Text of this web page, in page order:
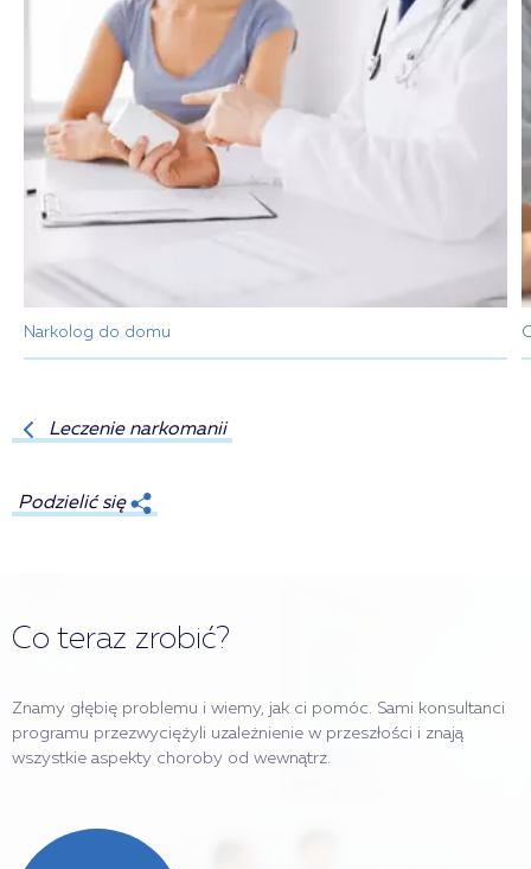
Narkolog do domu
Leczenie narkomanii
Podzielić się
Co teraz zrobić?
Znamy głębię problemu i wiemy, jak ci pomóc. Sami konsultanci
programu przezwyciężyli uzależnienie w przeszłości i znają
wszystkie aspekty choroby od wewnątrz.